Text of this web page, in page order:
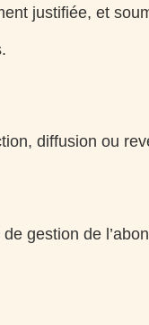
justifiée, et
diffusion ou
gestion de